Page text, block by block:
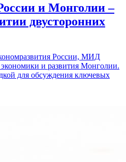
и Монголии –
двусторонних
России, МИД
и развития Монголии.
для обсуждения ключевых